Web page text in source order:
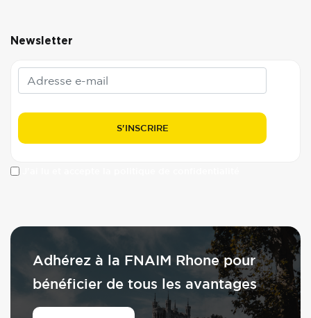
Newsletter
Adhérez à la FNAIM Rhone pour
bénéficier de tous les avantages